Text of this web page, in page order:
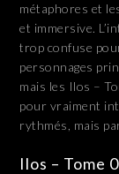
métaphores et
et immersive.
trop confuse
personnages
mais les Ilos –
pour vraiment
rythmés, mais
Ilos – Tome